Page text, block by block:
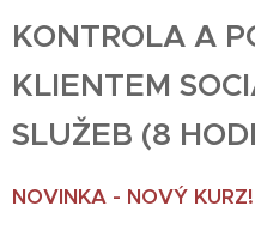
KONTROLA A
KLIENTEM
SLUŽEB (8
NOVINKA - NOVÝ KURZ!